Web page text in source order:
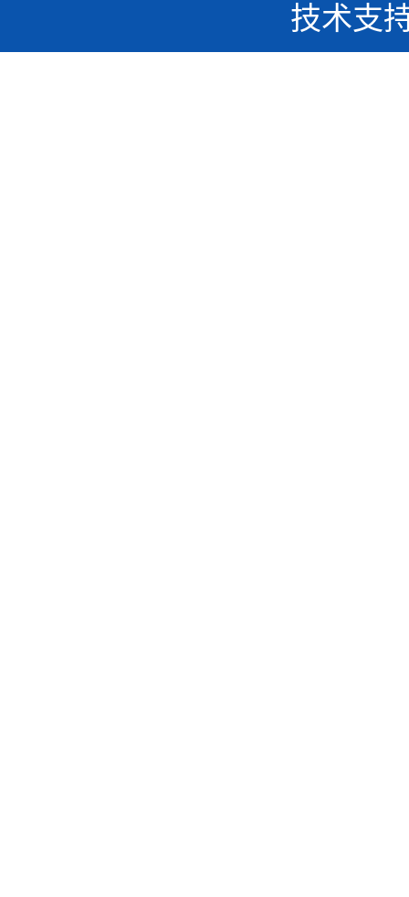
技术支